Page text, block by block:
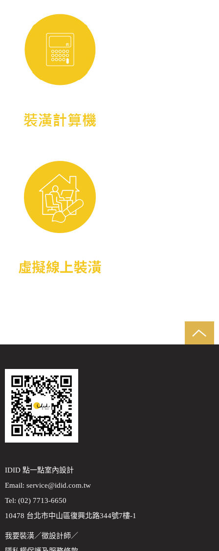
IDID 點一點室內設計
Email: service@idid.com.tw
Tel: (02) 7713-6650
10478 台北市中山區復興北路344號7樓-1
我要裝潢／徵設計師／